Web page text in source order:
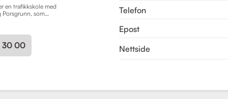
en trafikkskole med
Porsgrunn, som
mål å gi elevene
og
og
et fokus på
Trafikkskole tilbyr
30 00
Telefon
Epost
Nettside